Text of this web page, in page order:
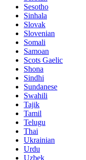
Sesotho
Sinhala
Slovak
Slovenian
Somali
Samoan
Scots Gaelic
Shona
Sindhi
Sundanese
Swahili
Tajik
Tamil
Telugu
Thai
Ukrainian
Urdu
Uzbek